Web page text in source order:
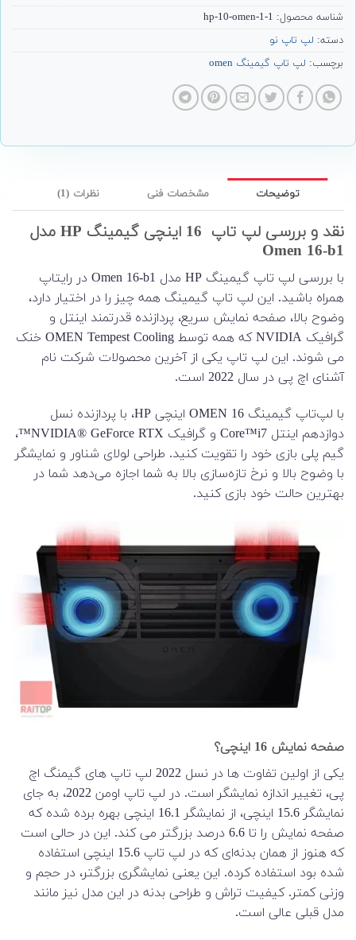
شناسه محصول: hp-10-omen-1-1
دسته: لپ تاپ نو
برچسب: لپ تاپ گیمینگ omen
توضیحات مشخصات فنی نظرات (1)
نقد و بررسی لپ تاپ 16 اینچی گیمینگ HP مدل
Omen 16-b1
با بررسی لپ تاپ گیمینگ HP مدل Omen 16-b1 در رایتاپ
همراه باشید. این لپ تاپ گیمینگ همه چیز را در اختیار دارد،
وضوح بالا، صفحه نمایش سریع، پردازنده قدرتمند اینتل و
گرافیک NVIDIA که همه توسط OMEN Tempest Cooling خنک
می شوند. این لپ تاپ یکی از آخرین محصولات شرکت نام
آشنای اچ پی در سال 2022 است.
با لپ‌تاپ گیمینگ OMEN 16 اینچی HP، با پردازنده نسل
دوازدهم اینتل Core™i7 و گرافیک NVIDIA® GeForce RTX™،
گیم پلی بازی خود را تقویت کنید. طراحی لولای شناور و نمایشگر
با وضوح بالا و نرخ تازه‌سازی بالا به شما اجازه می‌دهد شما در
بهترین حالت خود بازی کنید.
صفحه نمایش 16 اینچی؟
یکی از اولین تفاوت ها در نسل 2022 لپ تاپ های گیمنگ اچ
پی، تغییر اندازه نمایشگر است. در لپ تاپ اومن 2022، به جای
نمایشگر 15.6 اینچی، از نمایشگر 16.1 اینچی بهره برده شده که
صفحه نمایش را تا 6.6 درصد بزرگتر می کند. این در حالی است
که هنوز از همان بدنه‌ای که در لپ تاپ 15.6 اینچی استفاده
شده بود استفاده کرده. این یعنی نمایشگری بزرگتر، در حجم و
وزنی کمتر. کیفیت تراش و طراحی بدنه در این مدل نیز مانند
مدل قبلی عالی است.